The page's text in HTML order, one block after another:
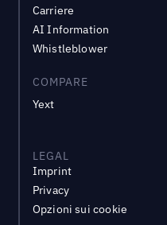
Carriere
AI Information
Whistleblower
COMPARE
Yext
LEGAL
Imprint
Privacy
Opzioni sui cookie